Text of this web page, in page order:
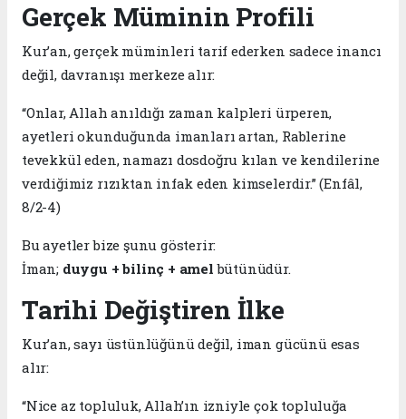
Gerçek Müminin Profili
Kur’an, gerçek müminleri tarif ederken sadece inancı
değil, davranışı merkeze alır:
“Onlar, Allah anıldığı zaman kalpleri ürperen,
ayetleri okunduğunda imanları artan, Rablerine
tevekkül eden, namazı dosdoğru kılan ve kendilerine
verdiğimiz rızıktan infak eden kimselerdir.” (Enfâl,
8/2-4)
Bu ayetler bize şunu gösterir:
İman; duygu + bilinç + amel bütünüdür.
Tarihi Değiştiren İlke
Kur’an, sayı üstünlüğünü değil, iman gücünü esas
alır:
“Nice az topluluk, Allah’ın izniyle çok topluluğa